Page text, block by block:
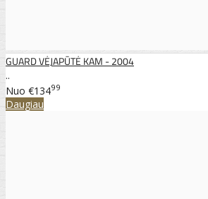
GUARD VĖJAPŪTĖ KAM - 2004
..
Nuo €13499
Daugiau